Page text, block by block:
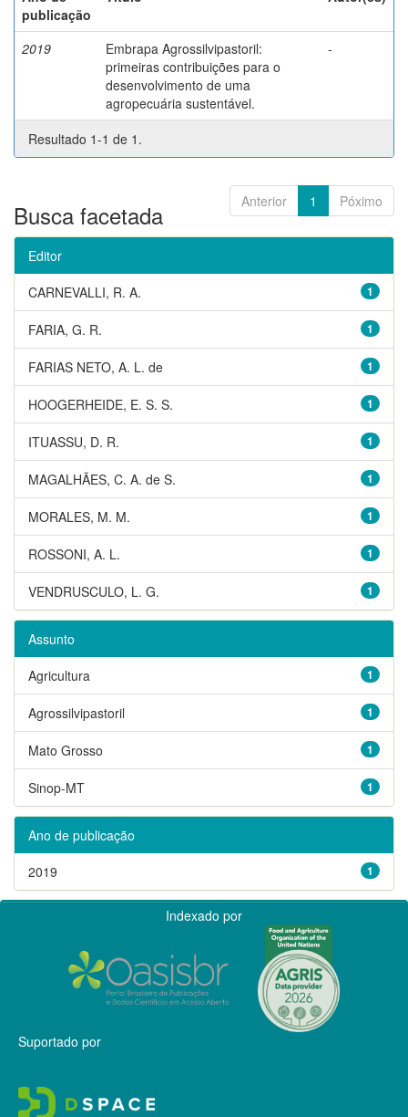
publicação
2019
Embrapa Agrossilvipastoril:
primeiras contribuições para o
desenvolvimento de uma
agropecuária sustentável.
-
Resultado 1-1 de 1.
Anterior 1 Póximo
Busca facetada
Editor
1
CARNEVALLI, R. A.
1
FARIA, G. R.
1
FARIAS NETO, A. L. de
1
HOOGERHEIDE, E. S. S.
1
ITUASSU, D. R.
1
MAGALHÃES, C. A. de S.
1
MORALES, M. M.
1
ROSSONI, A. L.
1
VENDRUSCULO, L. G.
Assunto
1
Agricultura
1
Agrossilvipastoril
1
Mato Grosso
1
Sinop-MT
Ano de publicação
1
2019
Indexado por
Suportado por